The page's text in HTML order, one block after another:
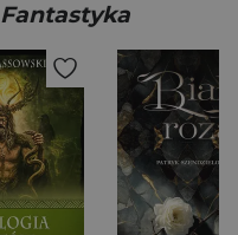
Fantastyka